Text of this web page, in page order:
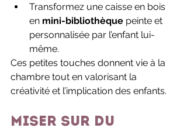
Transformez une caisse en bois
en mini-bibliothèque peinte et
personnalisée par l’enfant lui-
même.
Ces petites touches donnent vie à la
chambre tout en valorisant la
créativité et l’implication des enfants.
Miser sur du